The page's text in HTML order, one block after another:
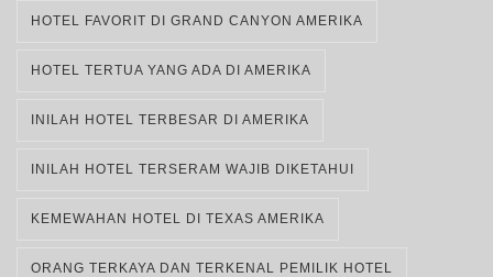
HOTEL FAVORIT DI GRAND CANYON AMERIKA
HOTEL TERTUA YANG ADA DI AMERIKA
INILAH HOTEL TERBESAR DI AMERIKA
INILAH HOTEL TERSERAM WAJIB DIKETAHUI
KEMEWAHAN HOTEL DI TEXAS AMERIKA
ORANG TERKAYA DAN TERKENAL PEMILIK HOTEL